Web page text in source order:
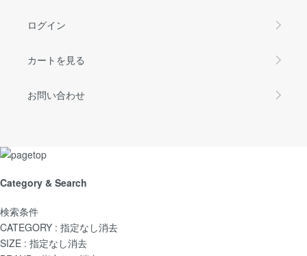
ログイン
カートを見る
お問い合わせ
Category & Search
検索条件
CATEGORY : 指定なし消去
SIZE : 指定なし消去